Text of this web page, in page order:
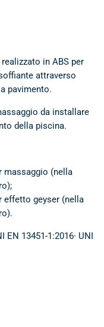
in ABS per
attraverso
pavimento.
da installare
della piscina.
massaggio (nella
effetto geyser (nella
EN 13451-1:2016∙ UNI